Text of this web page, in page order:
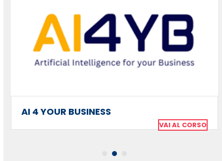
navigation
buttons
AI 4 YOUR BUSINESS
VAI AL CORSO